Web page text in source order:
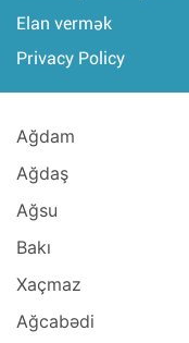
Elan vermək
Privacy Policy
Ağdam
Ağdaş
Ağsu
Bakı
Xaçmaz
Ağcabədi